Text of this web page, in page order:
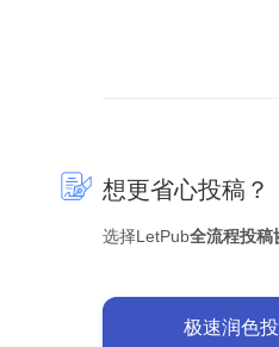
想更省心投稿？
选择LetPub全流程投稿
极速润色